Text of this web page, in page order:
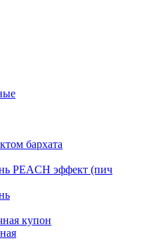
бархата
PEACH эффект (пич
купон